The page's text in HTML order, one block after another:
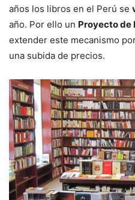
años los libros en el Perú se
año. Por ello un Proyecto de
extender este mecanismo
una subida de precios.